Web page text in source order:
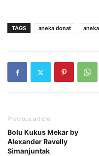
TAGS aneka donat
Previous article
Bolu Kukus Mekar by
Alexander Ravelly
Simanjuntak